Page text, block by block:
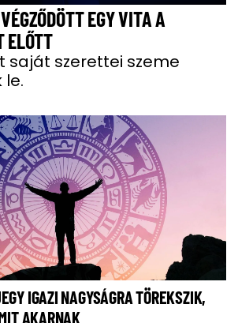
EGY VITA A
ELŐTT
saját szerettei szeme
IGAZI NAGYSÁGRA TÖREKSZIK,
AKARNAK